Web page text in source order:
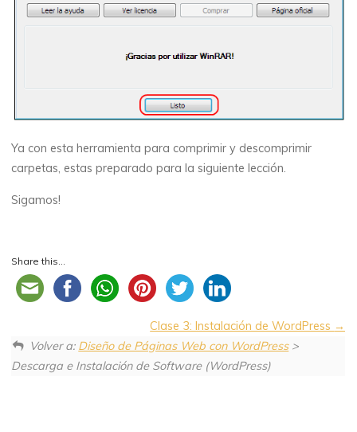
Ya con esta herramienta para comprimir y descomprimir
carpetas, estas preparado para la siguiente lección.
Sigamos!
Share this...
Clase 3: Instalación de WordPress
Volver a: Diseño de Páginas Web con WordPress>
Descarga e Instalación de Software (WordPress)